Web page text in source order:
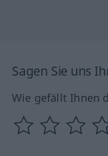
Sagen Sie uns
Wie gefällt Ihnen